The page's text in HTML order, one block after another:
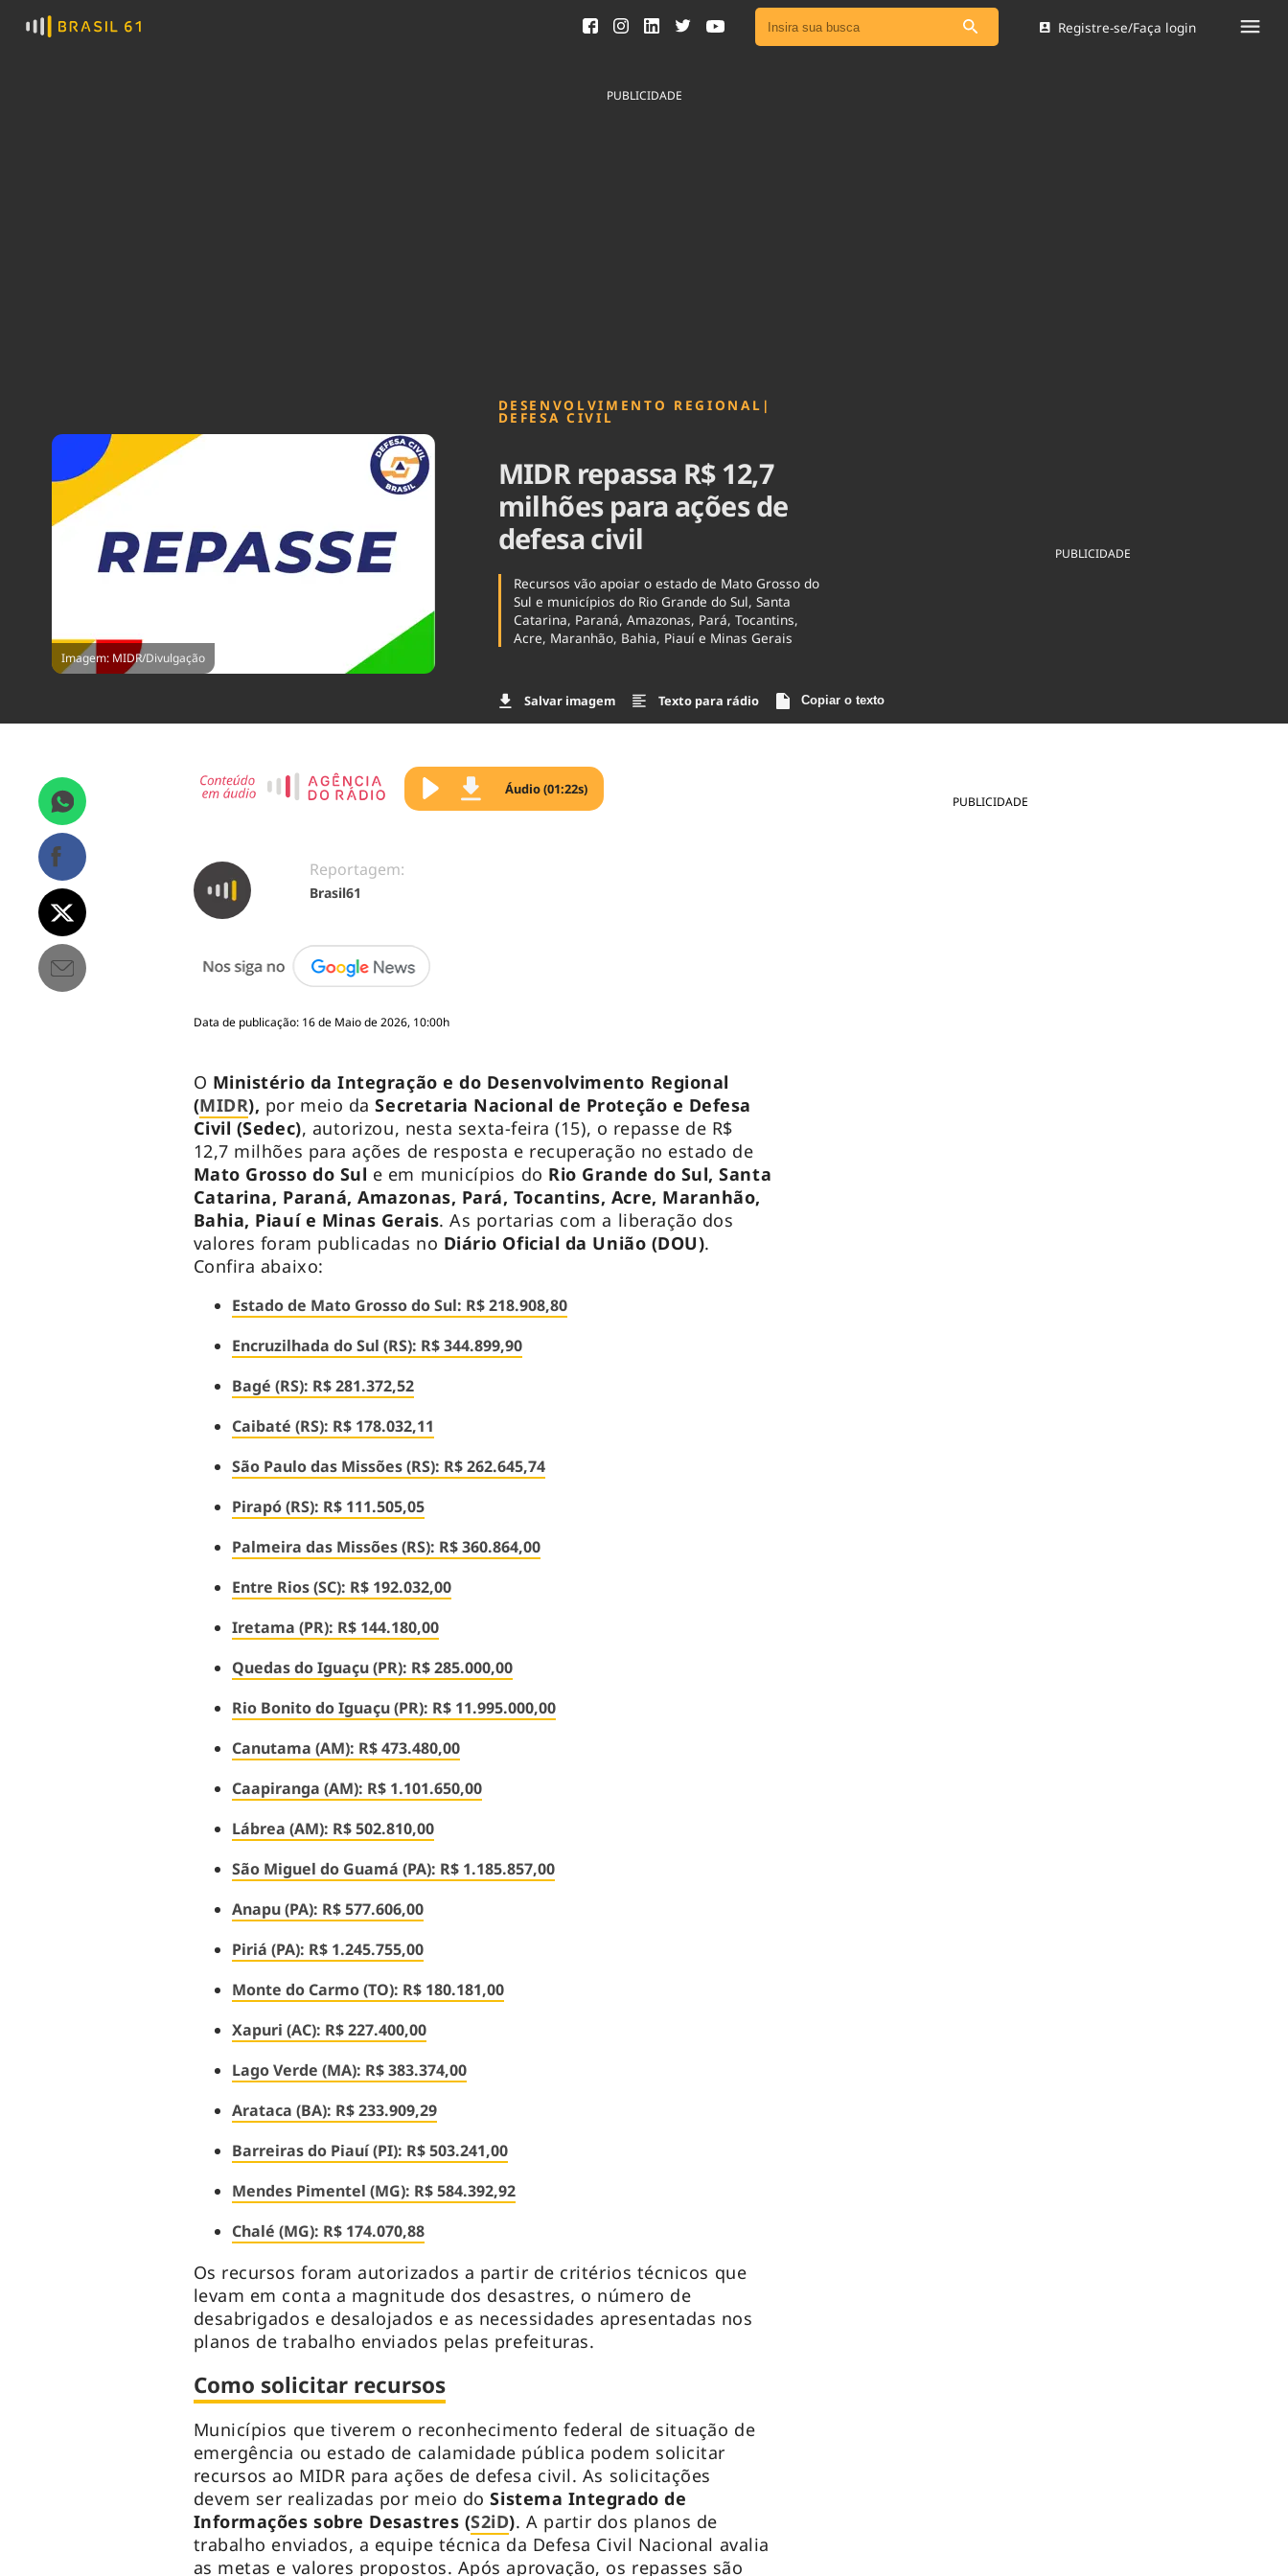
Ver todas as notícias
Registre-se/Faça login
PUBLICIDADE
Imagem: MIDR/Divulgação
DESENVOLVIMENTO REGIONAL |
DEFESA CIVIL
MIDR repassa R$ 12,7
milhões para ações de
defesa civil
Recursos vão apoiar o estado de Mato Grosso do
Sul e municípios do Rio Grande do Sul, Santa
Catarina, Paraná, Amazonas, Pará, Tocantins,
Acre, Maranhão, Bahia, Piauí e Minas Gerais
Salvar imagem Texto para rádio Copiar o texto
PUBLICIDADE
PUBLICIDADE
Áudio (01:22s)
Reportagem:
Brasil61
Data de publicação: 16 de Maio de 2026, 10:00h
O Ministério da Integração e do Desenvolvimento Regional
(MIDR), por meio daSecretaria Nacional de Proteção e Defesa
Civil (Sedec), autorizou, nesta sexta-feira (15), o repasse de R$
12,7 milhões para ações de resposta e recuperação no estado de
Mato Grosso do Sul e em municípios do Rio Grande do Sul, Santa
Catarina, Paraná, Amazonas, Pará, Tocantins, Acre, Maranhão,
Bahia, Piauí e Minas Gerais. As portarias com a liberação dos
valores foram publicadas no Diário Oficial da União (DOU).
Confira abaixo:
Estado de Mato Grosso do Sul: R$ 218.908,80
Encruzilhada do Sul (RS): R$ 344.899,90
Bagé (RS): R$ 281.372,52
Caibaté (RS): R$ 178.032,11
São Paulo das Missões (RS): R$ 262.645,74
Pirapó (RS): R$ 111.505,05
Palmeira das Missões (RS): R$ 360.864,00
Entre Rios (SC): R$ 192.032,00
Iretama (PR): R$ 144.180,00
Quedas do Iguaçu (PR): R$ 285.000,00
Rio Bonito do Iguaçu (PR): R$ 11.995.000,00
Canutama (AM): R$ 473.480,00
Caapiranga (AM): R$ 1.101.650,00
Lábrea (AM): R$ 502.810,00
São Miguel do Guamá (PA): R$ 1.185.857,00
Anapu (PA): R$ 577.606,00
Piriá (PA): R$ 1.245.755,00
Monte do Carmo (TO): R$ 180.181,00
Xapuri (AC): R$ 227.400,00
Lago Verde (MA): R$ 383.374,00
Arataca (BA): R$ 233.909,29
Barreiras do Piauí (PI): R$ 503.241,00
Mendes Pimentel (MG): R$ 584.392,92
Chalé (MG): R$ 174.070,88
Os recursos foram autorizados a partir de critérios técnicos que
levam em conta a magnitude dos desastres, o número de
desabrigados e desalojados e as necessidades apresentadas nos
planos de trabalho enviados pelas prefeituras.
Como solicitar recursos
Municípios que tiverem o reconhecimento federal de situação de
emergência ou estado de calamidade pública podem solicitar
recursos ao MIDR para ações de defesa civil. As solicitações
devem ser realizadas por meio doSistema Integrado de
Informações sobre Desastres (S2iD). A partir dos planos de
trabalho enviados, a equipe técnica da Defesa Civil Nacional avalia
as metas e valores propostos. Após aprovação, os repasses são